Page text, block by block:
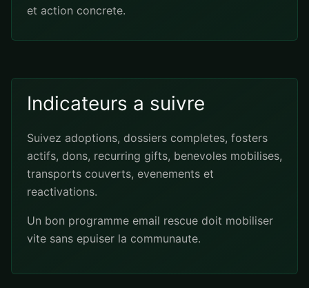
et action concrete.
Indicateurs a suivre
Suivez adoptions, dossiers completes, fosters
actifs, dons, recurring gifts, benevoles mobilises,
transports couverts, evenements et
reactivations.
Un bon programme email rescue doit mobiliser
vite sans epuiser la communaute.